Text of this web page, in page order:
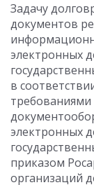
Задачу
документов
электронных
в
требованиями
электронных
приказом
организаций